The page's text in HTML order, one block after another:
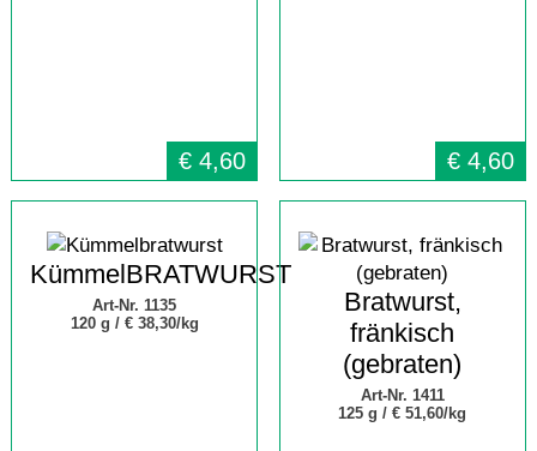
€ 4,60 € 4,60
KümmelBRATWURST
Art-Nr. 1135
120 g / € 38,30/kg
Bratwurst,
fränkisch
(gebraten)
Art-Nr. 1411
125 g /€ 51,60/kg